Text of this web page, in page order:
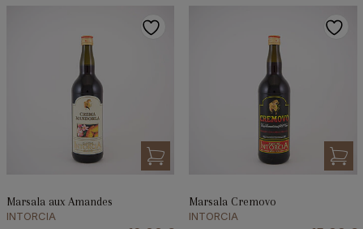
Marsala aux Amandes
INTORCIA
Marsala Cremovo
INTORCIA